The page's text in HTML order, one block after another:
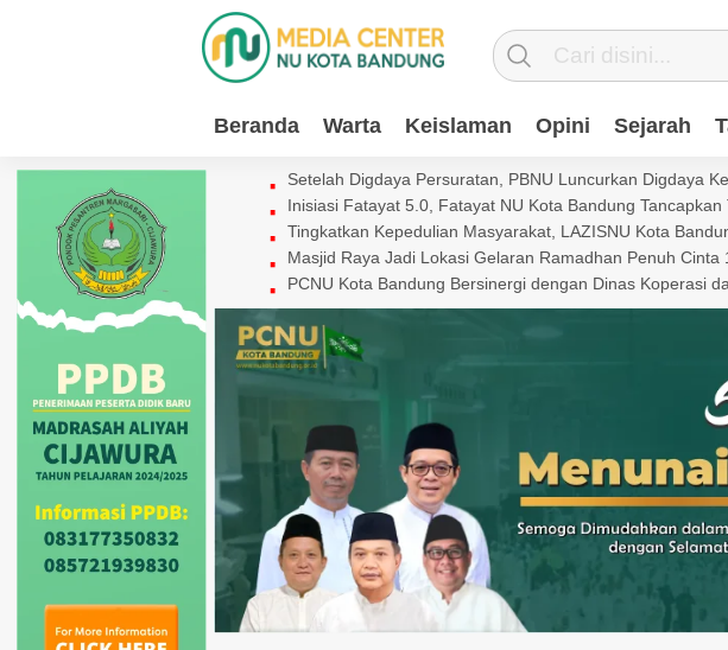
Beranda Warta Keislaman Opini Sejarah
Setelah Digdaya Persuratan, PBNU Luncurkan Digdaya
Inisiasi Fatayat 5.0, Fatayat NU Kota Bandung Tancapkan
Tingkatkan Kepedulian Masyarakat, LAZISNU Kota
Masjid Raya Jadi Lokasi Gelaran Ramadhan Penuh
PCNU Kota Bandung Bersinergi dengan Dinas Koperasi